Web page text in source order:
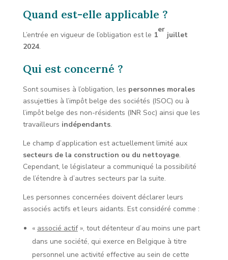
Quand est-elle applicable ?
L’entrée en vigueur de l’obligation est le 1
er
juillet
2024.
Qui est concerné ?
Sont soumises à l’obligation, les personnes morales
assujetties à l’impôt belge des sociétés (ISOC) ou à
l’impôt belge des non-résidents (INR Soc) ainsi que les
travailleurs indépendants.
Le champ d’application est actuellement limité aux
secteurs de la construction ou du nettoyage.
Cependant, le législateur a communiqué la possibilité
de l’étendre à d’autres secteurs par la suite.
Les personnes concernées doivent déclarer leurs
associés actifs et leurs aidants. Est considéré comme :
« associé actif», tout détenteur d’au moins une part
dans une société, qui exerce en Belgique à titre
personnel une activité effective au sein de cette